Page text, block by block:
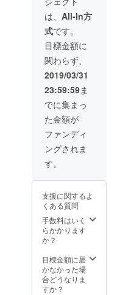
になり
ます。
また、
養成期
間中
は、無
料にて
(空き時
間)練習
が可能
です。
開催予
定；
2019年
7月〜定
期的に
す。 講
容；各
30時間
（合計
90時
間） 破
段故、
限定10
名様の
募集に
の日本
語サ
ポート
＜含ま
れてい
ないも
の＞ 渡
航費(日
本-デ
リー)：
8万
円-10万
円、海
外保
険：1万
円-2万
費用：
円その
他自己
都合な
もの ア
シュラ
週間ヨ
ガに集
中して
いただ
ラティ
スに通
う、と
いう観
光を越
えた
ニュー
ヨーク
生活を
体験し
たい
方、世
界的有
名な本
場ピラ
ティス
中的に
とが目
的で
す。 ＜
含まれ
ている
宿泊
費、食
費、空
港送迎
ナルト
レーニ
ングで
も結構
です
し、希
望のエ
クササ
イズを
選択し
ても、
エクサ
サイズ
とマッ
サージ
のミッ
１８０
なら）
可能で
す。 ま
た、
マッ
につい
て、
「法令
に基づ
３年携
わり、
１１年
教室を
運営し
てきた
経験に
基づく
実務的
なノウ
ハウ
等〜 す
べてを
お伝え
してい
きま
安心し
にレッ
スンを
受けら
れるよ
うに、
という
か、こ
のメ
ソッド
ガマッ
ト、マ
シン利
用、レ
ンタル
ウェ
ア、バ
スタオ
ル、は
無料で
使用可
能で
す。 水
（冷
水、常
温）も
しま
店期
限；
2019年
6月〜
2020年
が一緒
にでき
ます。
またハ
ワイで
は、 ア
シュタ
ンガヨ
ガやパ
ワーヨ
ガは根
強い人
気があ
りま
す。 他
にも、
ガ：心
張をほ
ぐす、
ゆった
りとし
た動き
心）の
スタジ
オ、 リ
ストラ
サージ
の組み
合わせ
も可能
です。
90分
20,000
円、120
分
23,000
円、150
分
26,000
円が通
常価格
になり
上ご来
な方
は、断
然お得
なコー
スにな
す。 時
間はお
好みで
選択可
は、 All-In方
式です。
目標金額に
関わらず、
2019/03/31
23:59:59ま
でに集まっ
た金額が
ファンディ
ングされま
す。
支援に関するよ
くある質問
手数料はいく
らかかります
か？
目標金額に届
かなかった場
合どうなりま
すか？